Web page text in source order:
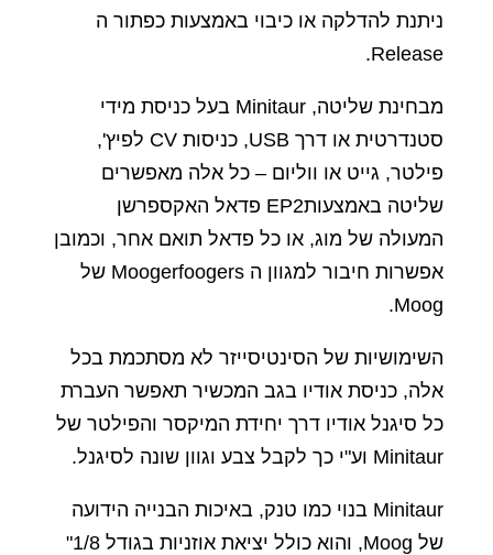
ניתנת להדלקה או כיבוי באמצעות כפתור ה
Release.
מבחינת שליטה, Minitaur בעל כניסת מידי
סטנדרטית או דרך USB, כניסות CV לפיץ',
פילטר, גייט או ווליום – כל אלה מאפשרים
שליטה באמצעותEP2 פדאל האקספרשן
המעולה של מוג, או כל פדאל תואם אחר, וכמובן
אפשרות חיבור למגוון ה Moogerfoogers של
Moog.
השימושיות של הסינטיסייזר לא מסתכמת בכל
אלה, כניסת אודיו בגב המכשיר תאפשר העברת
כל סיגנל אודיו דרך יחידת המיקסר והפילטר של
Minitaur וע"י כך לקבל צבע וגוון שונה לסיגנל.
Minitaur בנוי כמו טנק, באיכות הבנייה הידועה
של Moog, והוא כולל יציאת אוזניות בגודל 1/8"